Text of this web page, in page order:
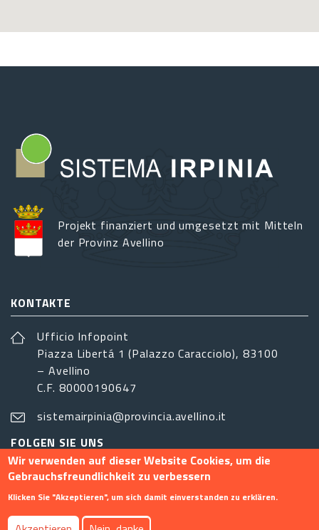
Projekt finanziert und umgesetzt mit Mitteln
der Provinz Avellino
KONTAKTE
Ufficio Infopoint
Piazza Libertá 1 (Palazzo Caracciolo), 83100
– Avellino
C.F. 80000190647
sistemairpinia@provincia.avellino.it
FOLGEN SIE UNS
Wir verwenden auf dieser Website Cookies, um die
Gebrauchsfreundlichkeit zu verbessern
Klicken Sie "Akzeptieren", um sich damit einverstanden zu erklären.